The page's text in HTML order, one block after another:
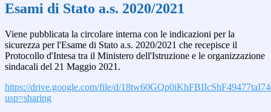
Esami di Stato a.s. 2020/2021
Viene pubblicata la circolare interna con le indicazioni per la
sicurezza per l'Esame di Stato a.s. 2020/2021 che recepisce il
Protocollo d'Intesa tra il Ministero dell'Istruzione e le organizzazione
sindacali del 21 Maggio 2021.
https://drive.google.com/file/d/
usp=sharing